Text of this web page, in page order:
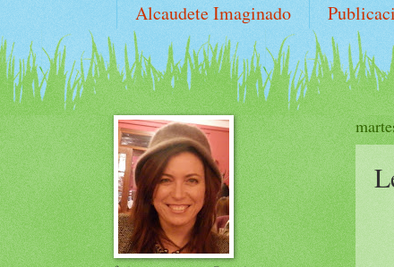
Alcaudete Imaginado